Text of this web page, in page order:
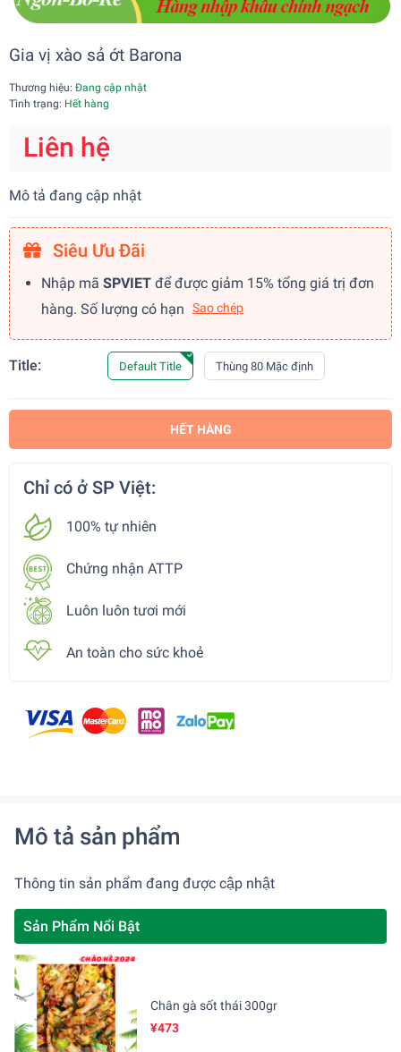
Gia vị xào sả ớt Barona
Thương hiệu: Đang cập nhật
Tình trạng: Hết hàng
Liên hệ
Mô tả đang cập nhật
Siêu Ưu Đãi
Nhập mã SPVIET để được giảm 15% tổng giá trị đơn
hàng. Số lượng có hạn
Sao chép
Title: Default Title Thùng 80 Mặc định
HẾT HÀNG
Chỉ có ở SP Việt:
100% tự nhiên
Chứng nhận ATTP
Luôn luôn tươi mới
An toàn cho sức khoẻ
Mô tả sản phẩm
Thông tin sản phẩm đang được cập nhật
Sản Phẩm Nổi Bật
Chân gà sốt thái 300gr
¥473